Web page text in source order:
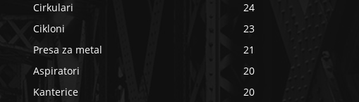
Cirkulari
24
Cikloni
23
Presa za metal
21
Aspiratori
20
Kanterice
20